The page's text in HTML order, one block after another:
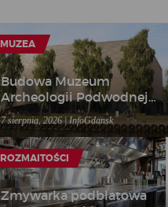
MUZEA
Budowa Muzeum
Archeologii Podwodnej i
Rybołówstwa
Bałtyckiego w Łebie
7 sierpnia, 2026 | InfoGdansk
ROZMAITOŚCI
Zmywarka podblatowa